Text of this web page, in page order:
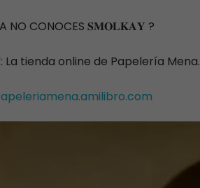
NO CONOCES 𝐒𝐌𝐎𝐋𝐊𝐀𝐘 ?
La tienda online de Papelería Mena.